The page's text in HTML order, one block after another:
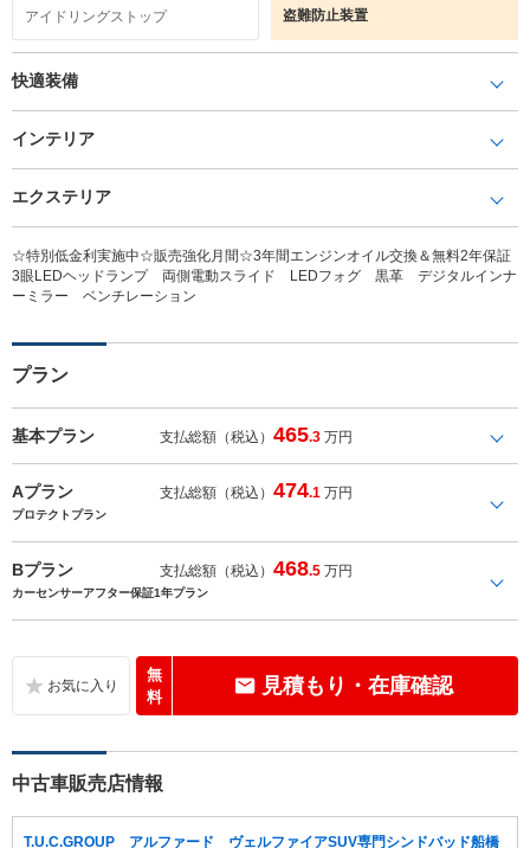
アイドリングストップ 盗難防止装置
快適装備
インテリア
エクステリア
☆特別低金利実施中☆販売強化月間☆3年間エンジンオイル交換＆無料2年保証
3眼LEDヘッドランプ 両側電動スライド LEDフォグ 黒革 デジタルインナ
ーミラー ベンチレーション
プラン
基本プラン 支払総額（税込）465.3 万円
Aプラン 支払総額（税込）474.1 万円
プロテクトプラン
Bプラン 支払総額（税込）468.5 万円
カーセンサーアフター保証1年プラン
無
料
見積もり・在庫確認
中古車販売店情報
T.U.C.GROUP アルファード ヴェルファイアSUV専門シンドバッド船橋